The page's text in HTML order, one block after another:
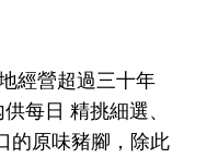
經營超過三十年
每日 精挑細選、
的原味豬腳，除此